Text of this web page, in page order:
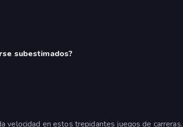
subestimados?
velocidad en estos trepidantes juegos de